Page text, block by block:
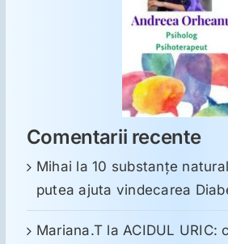
Comentarii recente
Mihai la10 substanţe
putea ajuta vindecarea
Mariana.T la ACIDUL URIC: